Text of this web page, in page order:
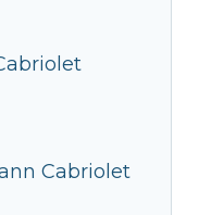
Cabriolet